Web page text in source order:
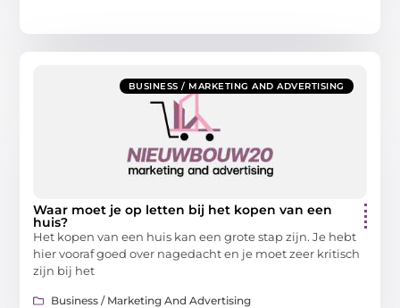
BUSINESS / MARKETING AND ADVERTISING
Waar moet je op letten bij het kopen van een
huis?
Het kopen van een huis kan een grote stap zijn. Je hebt
hier vooraf goed over nagedacht en je moet zeer kritisch
zijn bij het
Business / Marketing And Advertising